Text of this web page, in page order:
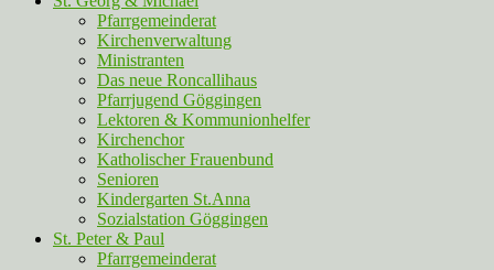
Pfarrgemeinderat
Kirchenverwaltung
Ministranten
Das neue Roncallihaus
Pfarrjugend Göggingen
Lektoren & Kommunionhelfer
Kirchenchor
Katholischer Frauenbund
Senioren
Kindergarten St.Anna
Sozialstation Göggingen
St. Peter & Paul
Pfarrgemeinderat